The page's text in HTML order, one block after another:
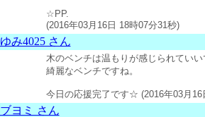
☆PP.
(2016年03月16日 18時07分31秒)
ゆみ4025 さん
木のベンチは温もりが感じられていい
綺麗なベンチですね。
今日の応援完了です☆ (2016年03月16
ブヨミ さん